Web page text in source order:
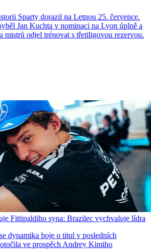
Sparty dorazil na Letnou 25. července.
Jan Kuchta v nominaci na Lyon úplně a
mistrů odjel trénovat s třetiligovou rezervou.
Fittipaldiho syna: Brazilec vychvaluje lídra
dynamika boje o titul v posledních
ve prospěch Andrey Kimiho